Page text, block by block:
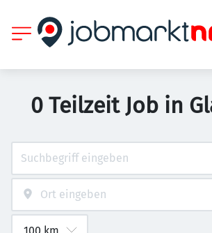
0 Teilzeit Job in